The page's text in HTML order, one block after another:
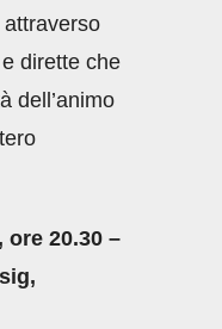
attraverso
dirette che
dell’animo
ore 20.30 –